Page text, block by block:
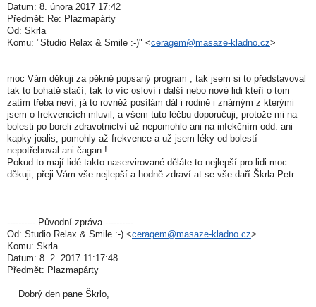
Datum: 8. února 2017 17:42
Předmět: Re: Plazmapárty
Od: Skrla
Komu: "Studio Relax & Smile :-)" <ceragem@masaze-kladno.cz>
moc Vám děkuji za pěkně popsaný program , tak jsem si to představoval
tak to bohatě stačí, tak to víc osloví i další nebo nové lidi kteří o tom
zatím třeba neví, já to rovněž posílám dál i rodině i známým z kterými
jsem o frekvencích mluvil, a všem tuto léčbu doporučuji, protože mi na
bolesti po boreli zdravotnictví už nepomohlo ani na infekčním odd. ani
kapky joalis, pomohly až frekvence a už jsem léky od bolestí
nepotřeboval ani čagan !
Pokud to mají lidé takto naservirované děláte to nejlepší pro lidi moc
děkuji, přeji Vám vše nejlepší a hodně zdraví at se vše daří Škrla Petr
---------- Původní zpráva ----------
Od: Studio Relax & Smile :-) <ceragem@masaze-kladno.cz>
Komu: Skrla
Datum: 8. 2. 2017 11:17:48
Předmět: Plazmapárty
Dobrý den pane Škrlo,